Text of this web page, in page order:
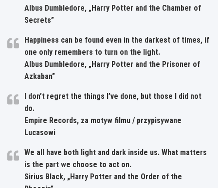
Albus Dumbledore, „Harry Potter and the Chamber of
Secrets”
Happiness can be found even in the darkest of times, if
one only remembers to turn on the light.
Albus Dumbledore, „Harry Potter and the Prisoner of
Azkaban”
I don’t regret the things I’ve done, but those I did not
do.
Empire Records, za motyw filmu / przypisywane
Lucasowi
We all have both light and dark inside us. What matters
is the part we choose to act on.
Sirius Black, „Harry Potter and the Order of the